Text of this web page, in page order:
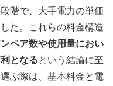
階で、大手電力の単価
た。これらの料金構造
ペア数や使用量におい
となるという結論に至
ぶ際は、基本料金と電